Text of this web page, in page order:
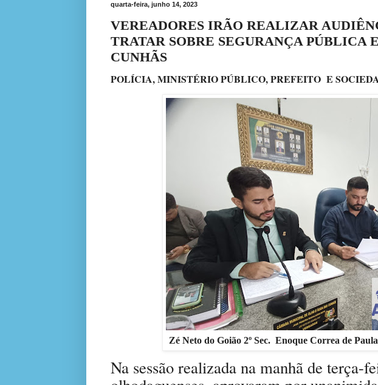
quarta-feira, junho 14, 2023
VEREADORES IRÃO REALIZAR
TRATAR SOBRE SEGURANÇA PÚBLICA
CUNHÃS
POLÍCIA, MINISTÉRIO PÚBLICO, PREFEITO E
Zé Neto do Goião 2º Sec. Enoque Correa de
Na sessão realizada na manhã de terça-